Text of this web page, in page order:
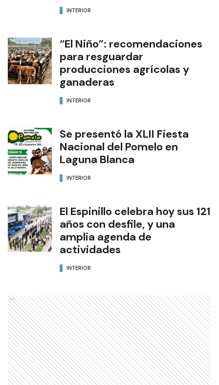
INTERIOR
“El Niño”: recomendaciones
para resguardar
producciones agrícolas y
ganaderas
INTERIOR
Se presentó la XLII Fiesta
Nacional del Pomelo en
Laguna Blanca
INTERIOR
El Espinillo celebra hoy sus 121
años con desfile, y una
amplia agenda de
actividades
INTERIOR
Ads